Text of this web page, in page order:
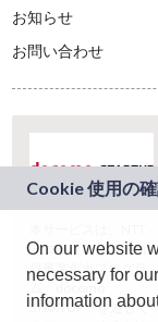
お知らせ
お問い合わせ
ドコモグループの新
規事業創出プログラ
ム「docomo
STARTUP」を通じて
On our website
necessary for
information